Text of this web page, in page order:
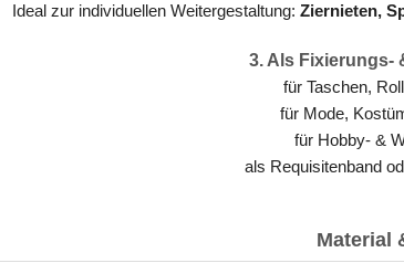
Ideal zur individuellen Weitergestaltung: Ziernieten,
3. Als Fixierungs-
für Taschen,
für Mode,
für Hobby- &
als Requisitenband
Material